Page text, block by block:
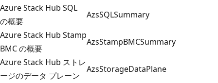
Azure Stack Hub SQL
の概要
AzsSQLSummary
Azure Stack Hub Stamp
BMC の概要
AzsStampBMCSummary
Azure Stack Hub ストレ
ージのデータ プレーン
AzsStorageDataPlane